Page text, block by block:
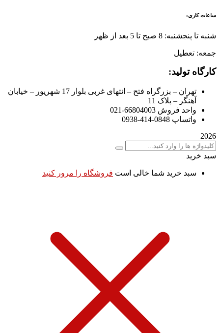
ساعات کاری:
شنبه تا پنجشنبه: 8 صبح تا 5 بعد از ظهر
جمعه: تعطیل
کارگاه تولید:
تهران – بزرگراه فتح – انتهای غربی بلوار 17 شهریور – خیابان
آهنگر – پلاک 11
واحد فروش 66804003-021
واتساپ 0848-414-0938
2026
سبد خرید
سبد خرید شما خالی است فروشگاه را مرور کنید